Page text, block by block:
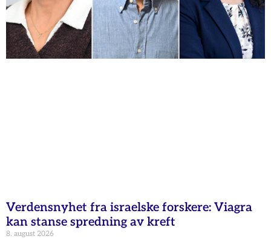
Verdensnyhet fra israelske forskere: Viagra
kan stanse spredning av kreft
8. august 2026